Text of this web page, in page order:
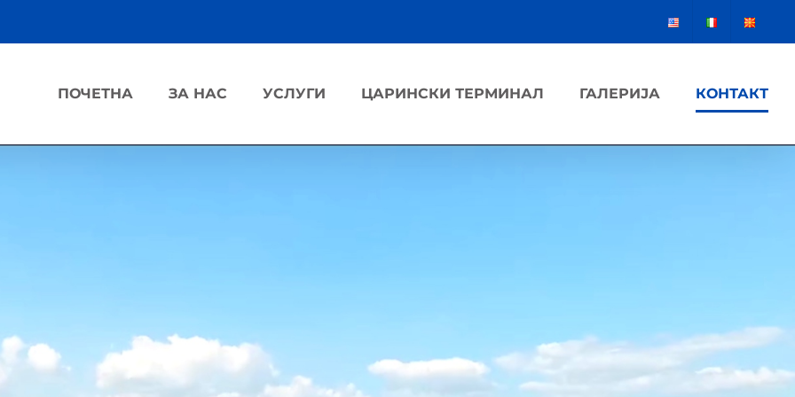
ПОЧЕТНА ЗА НАС УСЛУГИ ЦАРИНСКИ ТЕРМИНАЛ ГАЛЕРИЈА КОНТАКТ